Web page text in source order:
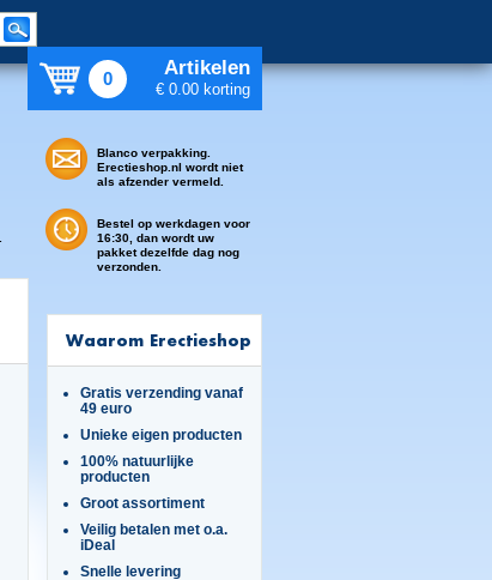
0 Artikelen
€ 0.00 korting
Blanco verpakking.
Erectieshop.nl wordt niet
als afzender vermeld.
Bestel op werkdagen voor
16:30, dan wordt uw
pakket dezelfde dag nog
verzonden.
Waarom Erectieshop
Gratis verzending vanaf
49 euro
Unieke eigen producten
100% natuurlijke
producten
Groot assortiment
Veilig betalen met o.a.
iDeal
Snelle levering